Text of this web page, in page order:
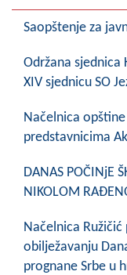
Obavještenja
COVID 19
Turizam
Saopštenje za
Održana sjednica
XIV sjednicu SO
Načelnica
predstavnicima
DANAS POČINjE
NIKOLOM
Načelnica
obilježavanju
prognane Srbe u